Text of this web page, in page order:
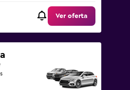
Ver oferta